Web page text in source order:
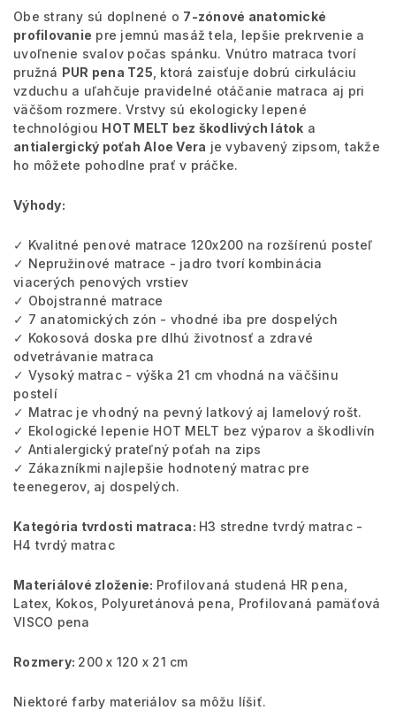
Obe strany sú doplnené o 7-zónové anatomické
profilovanie pre jemnú masáž tela, lepšie prekrvenie a
uvoľnenie svalov počas spánku. Vnútro matraca tvorí
pružná PUR pena T25 , ktorá zaisťuje dobrú cirkuláciu
vzduchu a uľahčuje pravidelné otáčanie matraca aj pri
väčšom rozmere. Vrstvy sú ekologicky lepené
technológiou HOT MELT bez škodlivých látok a
antialergický poťah Aloe Vera je vybavený zipsom, takže
ho môžete pohodlne prať v práčke.
Výhody:
✓ Kvalitné penové matrace 120x200 na rozšírenú posteľ
✓ Nepružinové matrace - jadro tvorí kombinácia
viacerých penových vrstiev
✓ Obojstranné matrace
✓ 7 anatomických zón - vhodné iba pre dospelých
✓ Kokosová doska pre dlhú životnosť a zdravé
odvetrávanie matraca
✓ Vysoký matrac - výška 21 cm vhodná na väčšinu
postelí
✓ Matrac je vhodný na pevný latkový aj lamelový rošt.
✓ Ekologické lepenie HOT MELT bez výparov a škodlivín
✓ Antialergický prateľný poťah na zips
✓ Zákazníkmi najlepšie hodnotený matrac pre
teenegerov, aj dospelých.
Kategória tvrdosti matraca: H3 stredne tvrdý matrac -
H4 tvrdý matrac
Materiálové zloženie: Profilovaná studená HR pena,
Latex, Kokos, Polyuretánová pena, Profilovaná pamäťová
VISCO pena
Rozmery: 200 x 120 x 21 cm
Niektoré farby materiálov sa môžu líšiť.